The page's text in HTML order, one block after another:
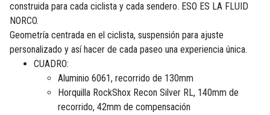
construida para cada ciclista y cada sendero. ESO ES LA FLUID
NORCO.
Geometría centrada en el ciclista, suspensión para ajuste
personalizado y así hacer de cada paseo una experiencia única.
CUADRO:
Aluminio 6061, recorrido de 130mm
Horquilla RockShox Recon Silver RL, 140mm de
recorrido, 42mm de compensación